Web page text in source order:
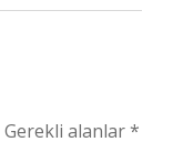
Gerekli alanlar*